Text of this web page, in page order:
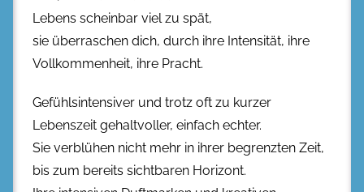
Lebens scheinbar viel zu spät,
sie überraschen dich, durch ihre Intensität, ihre
Vollkommenheit, ihre Pracht.
Gefühlsintensiver und trotz oft zu kurzer
Lebenszeit gehaltvoller, einfach echter.
Sie verblühen nicht mehr in ihrer begrenzten Zeit,
bis zum bereits sichtbaren Horizont.